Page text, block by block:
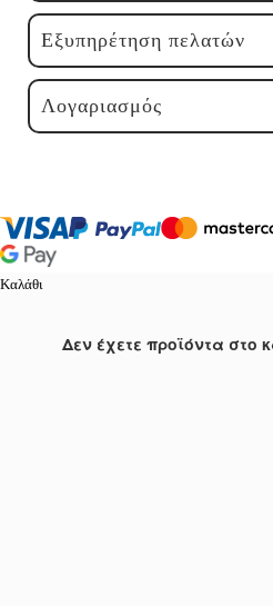
Εξυπηρέτηση πελατών
Λογαριασμός
Καλάθι
Δεν έχετε προϊόντα στο